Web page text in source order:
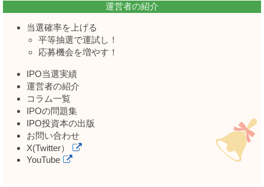
運営者の紹介
当選確率を上げる
平等抽選で運試し！
応募機会を増やす！
IPO当選実績
運営者の紹介
コラム一覧
IPOの問題集
IPO投資本の出版
お問い合わせ
X(Twitter）
YouTube